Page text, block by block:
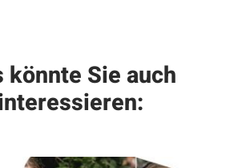
könnte Sie auch